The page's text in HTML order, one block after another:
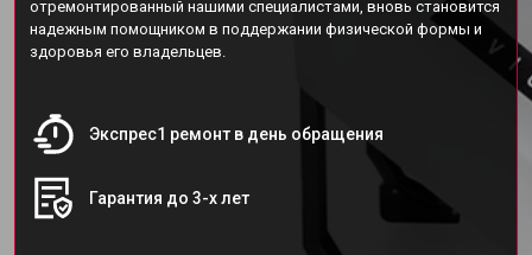
отремонтированный нашими специалистами, вновь становится
надежным помощником в поддержании физической формы и
здоровья его владельцев.
Экспрес1 ремонт в день обращения
Гарантия до 3-х лет